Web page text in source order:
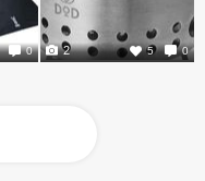
0 5 0
2